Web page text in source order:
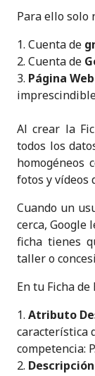
Para ello solo
Cuenta de
Cuenta de
Página Web
Al crear la
todos los
homogéneos
fotos y vídeos
Cuando un
cerca, Google
ficha tienes
taller o
En tu Ficha
Atributo
característica
competencia: